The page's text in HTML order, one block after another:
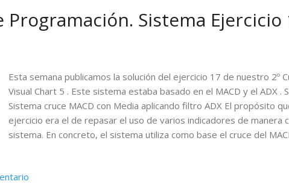
Programación. Sistema Ejercicio
Esta semana publicamos la solución del ejercicio 17 de nuestro 2º
Visual Chart 5 . Este sistema estaba basado en el MACD y el ADX .
Sistema cruce MACD con Media aplicando filtro ADX El propósito
ejercicio era el de repasar el uso de varios indicadores de manera
sistema. En concreto, el sistema utiliza como base el cruce del
generar un negocio por cada impulso detectado por el ADX ,